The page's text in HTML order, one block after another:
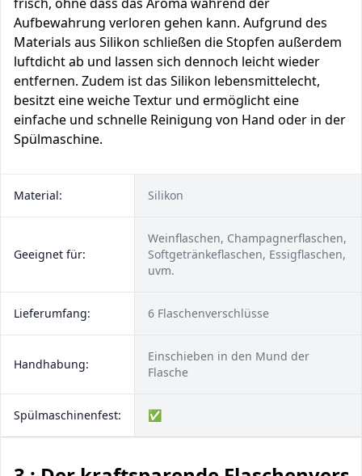
Aufbewahrung verloren gehen kann. Aufgrund des
Materials aus Silikon schließen die Stopfen außerdem
luftdicht ab und lassen sich dennoch leicht wieder
entfernen. Zudem ist das Silikon lebensmittelecht,
besitzt eine weiche Textur und ermöglicht eine
einfache und schnelle Reinigung von Hand oder in der
Spülmaschine.
Material: Silikon
Geeignet für:
Weinflaschen, Champagnerflaschen,
Softgetränkeflaschen, Essigflaschen,
uvm.
Lieferumfang: 6 Flaschenverschlüsse
Handhabung:
Einschieben in den Mund der
Flasche
Spülmaschinenfest: ✅